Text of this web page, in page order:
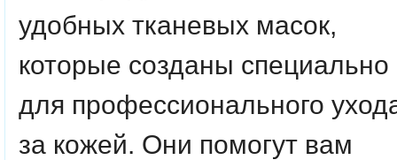
удобных тканевых масок,
которые созданы специально
для профессионального
за кожей. Они помогут вам